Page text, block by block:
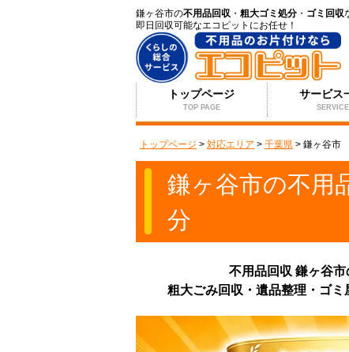
鎌ヶ谷市の不用品回収 ・ 粗大ゴミ処分 ・ ゴミ回収
即日回収可能なエコピットにお任せ！
トップページ
TOP PAGE
サービス
SERVICE
トップページ > 対応エリア > 千葉県 > 鎌ヶ谷市
鎌ヶ谷市の不用
分
不用品回収 鎌ヶ谷市
粗大ごみ回収・遺品整理・ゴミ